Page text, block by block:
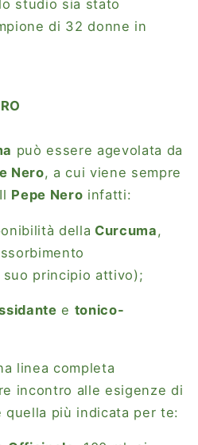
studio sia stato
di 32 donne in
può essere agevolata da
Nero, a cui viene sempre
Pepe Nero infatti:
della Curcuma,
suo principio attivo);
e tonico-
linea completa
incontro alle esigenze di
quella più indicata per te: